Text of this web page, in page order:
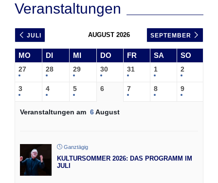
Veranstaltungen
JULI AUGUST 2026 SEPTEMBER
MO DI MI DO FR SA SO
27 28 29 30 31 1 2
3 4 5 6 7 8 9
Veranstaltungen am 6August
Ganztägig
KULTURSOMMER 2026: DAS PROGRAMM IM
JULI